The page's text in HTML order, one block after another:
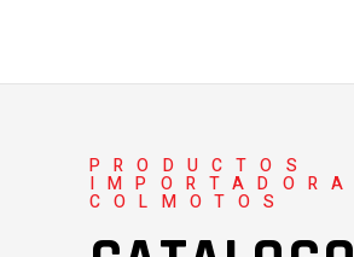
PRODUCTOS
IMPORTADORA
COLMOTOS